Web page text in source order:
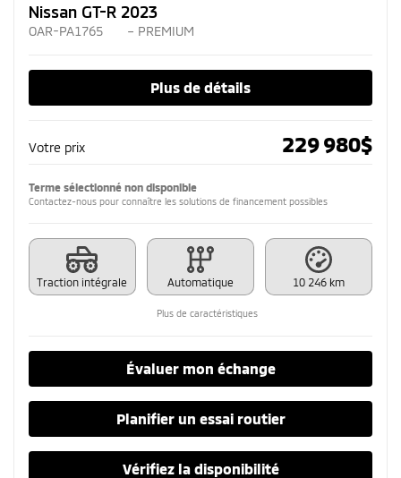
Nissan GT-R 2023
OAR-PA1765 – PREMIUM
Plus de détails
Votre prix 229 980$
Terme sélectionné non disponible
Contactez-nous pour connaître les solutions de financement possibles
Traction intégrale Automatique 10 246 km
Plus de caractéristiques
Évaluer mon échange
Planifier un essai routier
Vérifiez la disponibilité